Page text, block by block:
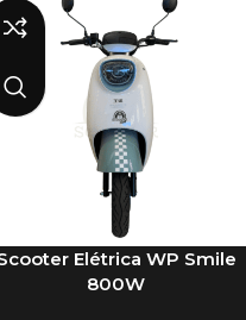
Elétrica WP Smile
800W